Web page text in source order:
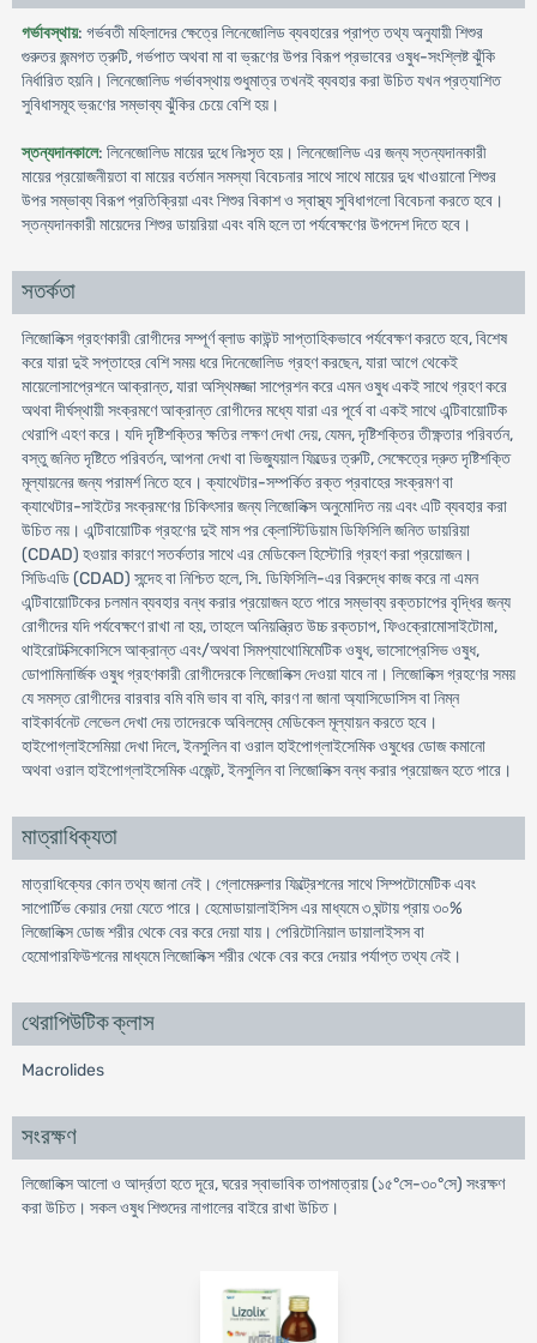
গর্ভাবস্থায়: গর্ভবতী মহিলাদের ক্ষেত্রে লিনেজোলিড ব্যবহারের প্রাপ্ত তথ্য অনুযায়ী শিশুর
গুরুতর জন্মগত ত্রুটি, গর্ভপাত অথবা মা বা ভ্রূণের উপর বিরূপ প্রভাবের ওষুধ-সংশ্লিষ্ট ঝুঁকি
নির্ধারিত হয়নি। লিনেজোলিড গর্ভাবস্থায় শুধুমাত্র তখনই ব্যবহার করা উচিত যখন প্রত্যাশিত
সুবিধাসমূহ ভ্রূণের সম্ভাব্য ঝুঁকির চেয়ে বেশি হয়।
স্তন্যদানকালে: লিনেজোলিড মায়ের দুধে নিঃসৃত হয়। লিনেজোলিড এর জন্য স্তন্যদানকারী
মায়ের প্রয়োজনীয়তা বা মায়ের বর্তমান সমস্যা বিবেচনার সাথে সাথে মায়ের দুধ খাওয়ানো শিশুর
উপর সম্ভাব্য বিরূপ প্রতিক্রিয়া এবং শিশুর বিকাশ ও স্বাস্থ্য সুবিধাগলো বিবেচনা করতে হবে।
স্তন্যদানকারী মায়েদের শিশুর ডায়রিয়া এবং বমি হলে তা পর্যবেক্ষণের উপদেশ দিতে হবে।
সতর্কতা
লিজোলিক্স গ্রহণকারী রোগীদের সম্পূর্ণ ব্লাড কাউন্ট সাপ্তাহিকভাবে পর্যবেক্ষণ করতে হবে, বিশেষ
করে যারা দুই সপ্তাহের বেশি সময় ধরে দিনেজোলিড গ্রহণ করছেন, যারা আগে থেকেই
মায়েলোসাপ্রেশনে আক্রান্ত, যারা অস্থিমজ্জা সাপ্রেশন করে এমন ওষুধ একই সাথে গ্রহণ করে
অথবা দীর্ঘস্থায়ী সংক্রমণে আক্রান্ত রোগীদের মধ্যে যারা এর পূর্বে বা একই সাথে এন্টিবায়োটিক
থেরাপি এহণ করে। যদি দৃষ্টিশক্তির ক্ষতির লক্ষণ দেখা দেয়, যেমন, দৃষ্টিশক্তির তীক্ষ্ণতার পরিবর্তন,
বস্তু জনিত দৃষ্টিতে পরিবর্তন, আপনা দেখা বা ভিজ্যুয়াল ফিল্ডের ত্রুটি, সেক্ষেত্রে দ্রুত দৃষ্টিশক্তি
মূল্যায়নের জন্য পরামর্শ নিতে হবে। ক্যাথেটার-সম্পর্কিত রক্ত প্রবাহের সংক্রমণ বা
ক্যাথেটার-সাইটের সংক্রমণের চিকিৎসার জন্য লিজোলিক্স অনুমোদিত নয় এবং এটি ব্যবহার করা
উচিত নয়। এন্টিবায়োটিক গ্রহণের দুই মাস পর ক্লোস্টিডিয়াম ডিফিসিলি জনিত ডায়রিয়া
(CDAD) হওয়ার কারণে সতর্কতার সাথে এর মেডিকেল হিস্টোরি গ্রহণ করা প্রয়োজন।
সিডিএডি (CDAD) সন্দেহ বা নিশ্চিত হলে, সি. ডিফিসিলি-এর বিরুদ্ধে কাজ করে না এমন
এন্টিবায়োটিকের চলমান ব্যবহার বন্ধ করার প্রয়োজন হতে পারে সম্ভাব্য রক্তচাপের বৃদ্ধির জন্য
রোগীদের যদি পর্যবেক্ষণে রাখা না হয়, তাহলে অনিয়ন্ত্রিত উচ্চ রক্তচাপ, ফিওক্রোমোসাইটোমা,
থাইরোটক্সিকোসিসে আক্রান্ত এবং/অথবা সিমপ্যাথোমিমেটিক ওষুধ, ভাসোপ্রেসিভ ওষুধ,
ডোপামিনার্জিক ওষুধ গ্রহণকারী রোগীদেরকে লিজোলিক্স দেওয়া যাবে না। লিজোলিক্স গ্রহণের সময়
যে সমস্ত রোগীদের বারবার বমি বমি ভাব বা বমি, কারণ না জানা অ্যাসিডোসিস বা নিম্ন
বাইকার্বনেট লেভেল দেখা দেয় তাদেরকে অবিলম্বে মেডিকেল মূল্যায়ন করতে হবে।
হাইপোগ্লাইসেমিয়া দেখা দিলে, ইনসুলিন বা ওরাল হাইপোগ্লাইসেমিক ওষুধের ডোজ কমানো
অথবা ওরাল হাইপোগ্লাইসেমিক এজেন্ট, ইনসুলিন বা লিজোলিক্স বন্ধ করার প্রয়োজন হতে পারে।
মাত্রাধিক্যতা
মাত্রাধিক্যের কোন তথ্য জানা নেই। গ্লোমেরুলার ফিল্ট্রেশনের সাথে সিম্পটোমেটিক এবং
সাপোর্টিভ কেয়ার দেয়া যেতে পারে। হেমোডায়ালাইসিস এর মাধ্যমে ৩ ঘন্টায় প্রায় ৩০%
লিজোলিক্স ডোজ শরীর থেকে বের করে দেয়া যায়। পেরিটোনিয়াল ডায়ালাইসস বা
হেমোপারফিউশনের মাধ্যমে লিজোলিক্স শরীর থেকে বের করে দেয়ার পর্যাপ্ত তথ্য নেই।
থেরাপিউটিক ক্লাস
Macrolides
সংরক্ষণ
লিজোলিক্স আলো ও আর্দ্রতা হতে দূরে, ঘরের স্বাভাবিক তাপমাত্রায় (১৫°সে-৩০°সে) সংরক্ষণ
করা উচিত। সকল ওষুধ শিশুদের নাগালের বাইরে রাখা উচিত।